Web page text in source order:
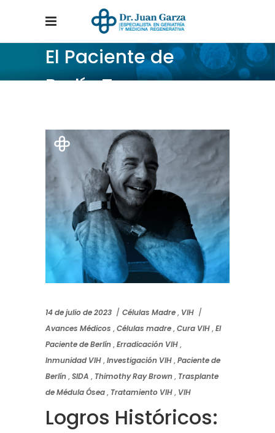
El Paciente de
Berlín Tag
14 de julio de 2023 Células Madre, VIH
Avances Médicos ,Células madre,Cura VIH,El
Paciente de Berlín,Erradicación VIH,
Inmunidad VIH,Investigación VIH,Paciente de
Berlín,SIDA , Thimothy Ray Brown, Trasplante
de Médula Ósea, Tratamiento VIH, VIH
Logros Históricos: